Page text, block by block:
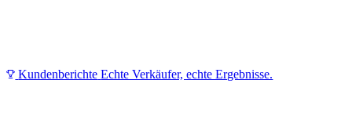
Kundenberichte Echte Verkäufer, echte Ergebnisse.